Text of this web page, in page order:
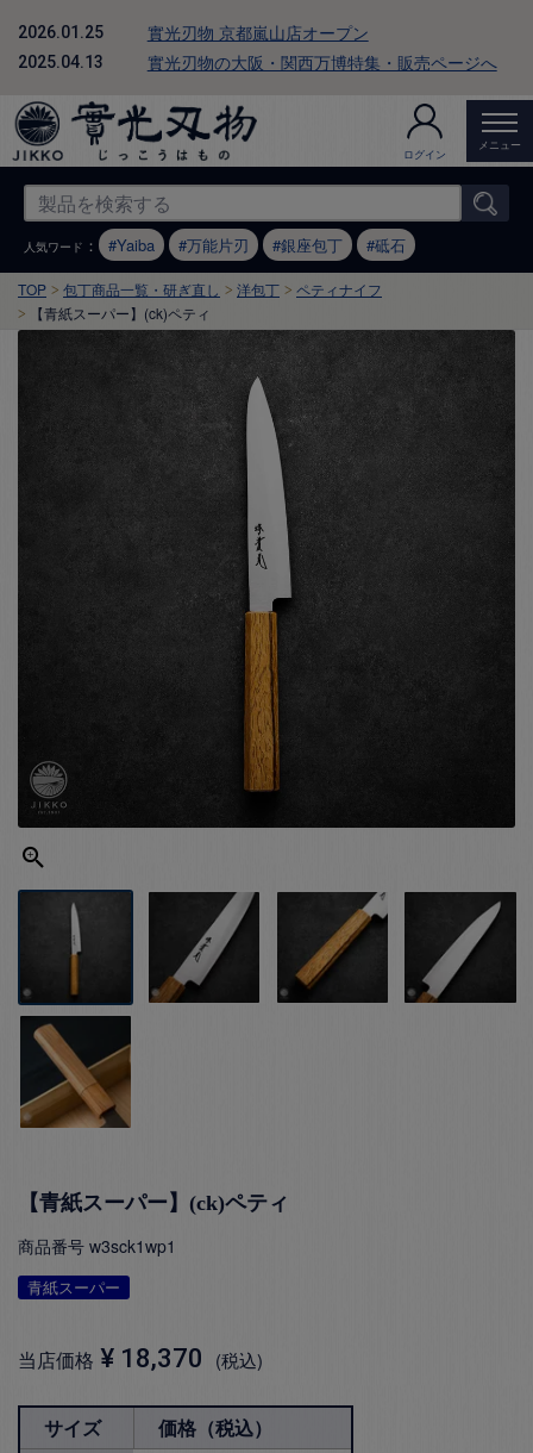
2026.01.25 實光刃物 京都嵐山店オープン
2025.04.13 實光刃物の大阪・関西万博特集・販売ページへ
ログイン
メニュー
人気ワード ： Yaiba 万能片刃 銀座包丁 砥石
TOP 包丁商品一覧・研ぎ直し 洋包丁
ペティナイフ
【青紙スーパー】(ck)ペティ
【青紙スーパー】(ck)ペティ
商品番号 w3sck1wp1
青紙スーパー
当店価格 ¥ 18,370 税込
サイズ
価格（税込）